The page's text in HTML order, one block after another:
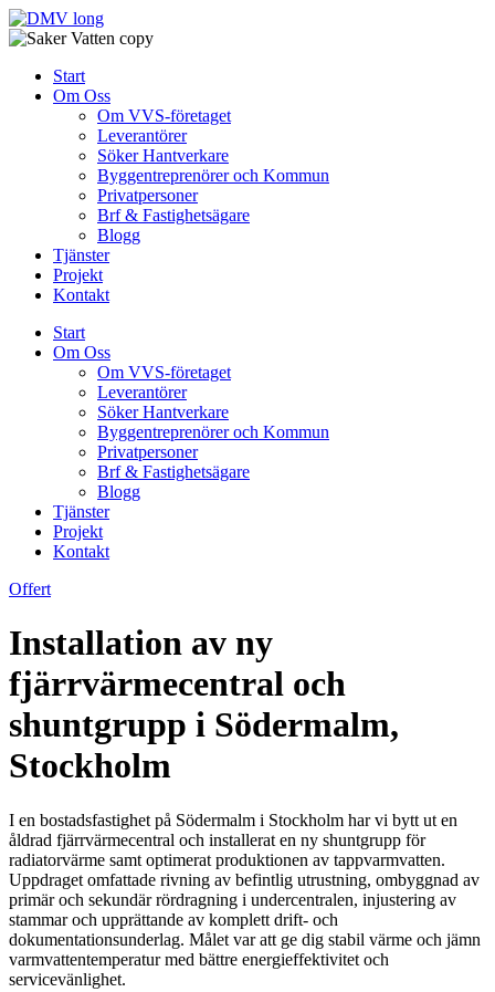
Skip
to
Start
Om Oss
Om VVS-företaget
Leverantörer
Söker Hantverkare
Byggentreprenörer och Kommun
Privatpersoner
Brf & Fastighetsägare
Blogg
Tjänster
Projekt
Kontakt
Start
Om Oss
Om VVS-företaget
Leverantörer
Söker Hantverkare
Byggentreprenörer och Kommun
Privatpersoner
Brf & Fastighetsägare
Blogg
Tjänster
Projekt
Kontakt
Offert
Installation av ny
fjärrvärmecentral och
shuntgrupp i Södermalm,
Stockholm
I en bostadsfastighet på Södermalm i Stockholm har vi bytt ut en
åldrad fjärrvärmecentral och installerat en ny shuntgrupp för
radiatorvärme samt optimerat produktionen av tappvarmvatten.
Uppdraget omfattade rivning av befintlig utrustning, ombyggnad av
primär och sekundär rördragning i undercentralen, injustering av
stammar och upprättande av komplett drift- och
dokumentationsunderlag. Målet var att ge dig stabil värme och jämn
varmvattentemperatur med bättre energieffektivitet och
servicevänlighet.